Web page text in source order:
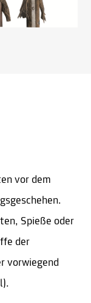
vor dem
Spieße oder
der
vorwiegend